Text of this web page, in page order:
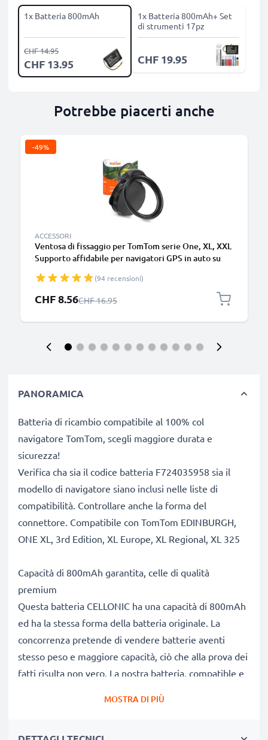
1x Batteria 800mAh
CHF 13.95
CHF 14.95
1x Batteria 800mAh+ Set
di strumenti 17pz
CHF 19.95
Potrebbe piacerti anche
-49%
ACCESSORI
Ventosa di fissaggio per TomTom serie One, XL, XXL
Supporto affidabile per navigatori GPS in auto su
una visuale ottimale(94 recensioni)
Prezzo speciale
CHF 8.56Prezzo normale
CHF 16.95
PANORAMICA
Batteria di ricambio compatibile al 100% col
navigatore TomTom, scegli maggiore durata e
sicurezza!
Verifica cha sia il codice batteria F724035958 sia il
modello di navigatore siano inclusi nelle liste di
compatibilità. Controllare anche la forma del
connettore. Compatibile con TomTom EDINBURGH,
ONE XL, 3rd Edition, XL Europe, XL Regional, XL 325
Capacità di 800mAh garantita, celle di qualità
premium
Questa batteria CELLONIC ha una capacità di 800mAh
ed ha la stessa forma della batteria originale. La
concorrenza pretende di vendere batterie aventi
stesso peso e maggiore capacità, ciò che alla prova dei
fatti risulta non vero. La nostra batteria, compatible e
MOSTRA DI PIÙ